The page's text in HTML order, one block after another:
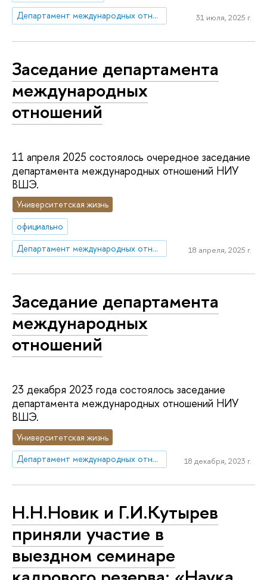
Департамент международных отношений
31 июля, 2025 г.
Заседание департамента
международных
отношений
11 апреля 2025 состоялось очередное заседание
департамента международных отношений НИУ
ВШЭ.
Университетская жизнь
официально
Департамент международных отношений
18 апреля, 2025 г.
Заседание департамента
международных
отношений
23 декабря 2023 года состоялось заседание
департамента международных отношений НИУ
ВШЭ.
Университетская жизнь
Департамент международных отношений
18 декабря, 2023 г.
Н.Н.Новик и Г.И.Кутырев
приняли участие в
выездном семинаре